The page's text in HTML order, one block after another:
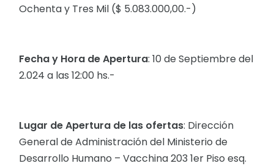
Ochenta y Tres Mil ($ 5.083.000,00.-)
Fecha y Hora de Apertura: 10 de Septiembre del
2.024 a las 12:00 hs.-
Lugar de Apertura de las ofertas: Dirección
General de Administración del Ministerio de
Desarrollo Humano – Vacchina 203 1er Piso esq.